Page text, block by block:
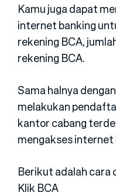
Kamu juga dapat
internet banking
rekening BCA,
rekening BCA.
Sama halnya
melakukan
kantor cabang
mengakses internet
Berikut adalah cara
Klik BCA